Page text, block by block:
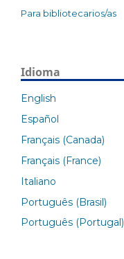
Para bibliotecarios/as
Idioma
English
Español
Français (Canada)
Français (France)
Italiano
Português (Brasil)
Português (Portugal)